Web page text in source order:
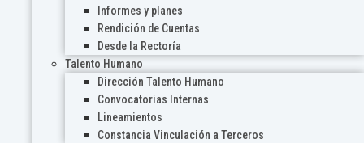
Informes y planes
Rendición de Cuentas
Desde la Rectoría
Talento Humano
Dirección Talento Humano
Convocatorias Internas
Lineamientos
Constancia Vinculación a Terceros